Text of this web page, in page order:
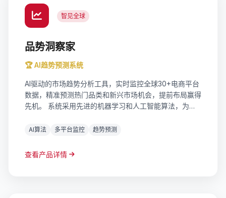
智见全球
品势洞察家
🏆 AI趋势预测系统
AI驱动的市场趋势分析工具，实时监控全球30+电商平台
数据，精准预测热门品类和新兴市场机会，提前布局赢得
先机。 系统采用先进的机器学习和人工智能算法，为企
多维度分析，可视化报表输出，帮助企业快速响应市场变
AI算法 多平台监控 趋势预测
查看产品详情